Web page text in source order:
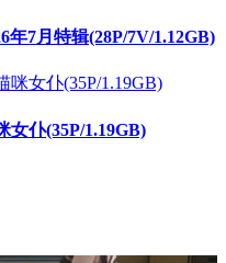
年7月特辑(28P/7V/1.12GB)
女仆(35P/1.19GB)